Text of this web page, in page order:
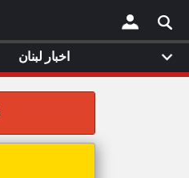
×
اخبار لبنان